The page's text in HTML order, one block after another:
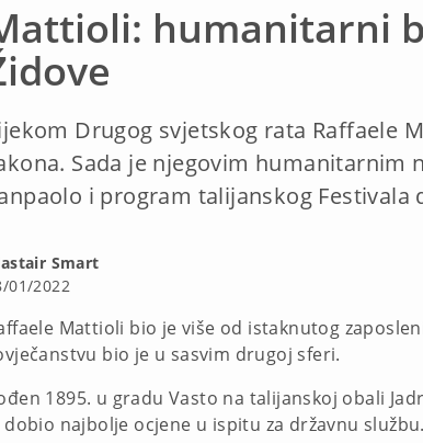
humanitarni
Drugog svjetskog rata Raffaele
Sada je njegovim humanitarnim
i program talijanskog Festivala
Smart
01/2022
Mattioli bio je više od istaknutog
bio je u sasvim drugoj sferi.
1895. u gradu Vasto na talijanskoj obali
dobio najbolje ocjene u ispitu za državnu